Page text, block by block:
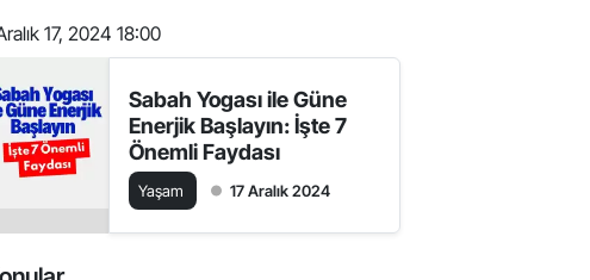
17, 2024 18:00
Sabah Yogası ile Güne
Enerjik Başlayın: İşte 7
Önemli Faydası
Yaşam 17 Aralık 2024